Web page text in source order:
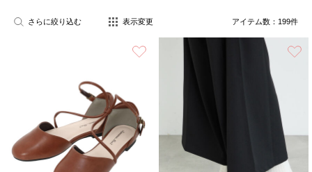
さらに絞り込む 表示変更 アイテム数： 199件
お気に入り